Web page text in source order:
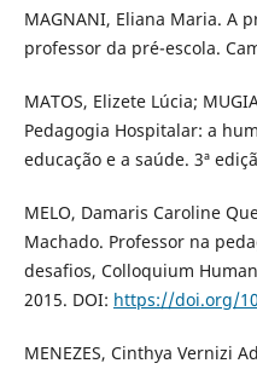
MAGNANI, Eliana Maria. A
professor da pré-escola.
MATOS, Elizete Lúcia;
Pedagogia Hospitalar: a
educação e a saúde. 3ª
MELO, Damaris Caroline
Machado. Professor na
desafios, Colloquium
2015. DOI: https://doi.org/
MENEZES, Cinthya Vernizi